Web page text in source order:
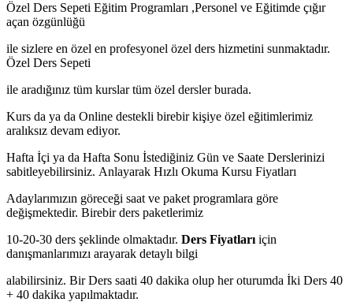
Özel Ders Sepeti Eğitim Programları ,Personel ve Eğitimde çığır
açan özgünlüğü
ile sizlere en özel en profesyonel özel ders hizmetini sunmaktadır.
Özel Ders Sepeti
ile aradığınız tüm kurslar tüm özel dersler burada.
Kurs da ya da Online destekli birebir kişiye özel eğitimlerimiz
aralıksız devam ediyor.
Hafta İçi ya da Hafta Sonu İstediğiniz Gün ve Saate Derslerinizi
sabitleyebilirsiniz. Anlayarak Hızlı Okuma Kursu Fiyatları
Adaylarımızın göreceği saat ve paket programlara göre
değişmektedir. Birebir ders paketlerimiz
10-20-30 ders şeklinde olmaktadır. Ders Fiyatları için
danışmanlarımızı arayarak detaylı bilgi
alabilirsiniz. Bir Ders saati 40 dakika olup her oturumda İki Ders 40
+ 40 dakika yapılmaktadır.